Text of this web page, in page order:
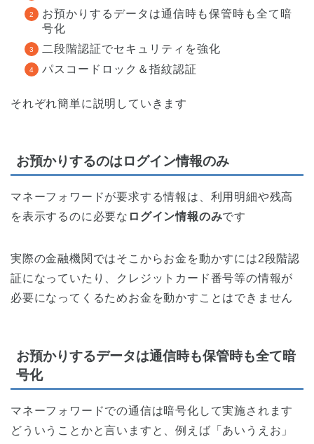
お預かりするデータは通信時も保管時も全て暗
号化
二段階認証でセキュリティを強化
パスコードロック＆指紋認証
それぞれ簡単に説明していきます
お預かりするのはログイン情報のみ
マネーフォワードが要求する情報は、利用明細や残高
を表示するのに必要な ログイン情報のみです
実際の金融機関ではそこからお金を動かすには2段階認
証になっていたり、クレジットカード番号等の情報が
必要になってくるためお金を動かすことはできません
お預かりするデータは通信時も保管時も全て暗
号化
マネーフォワードでの通信は暗号化して実施されます
どういうことかと言いますと、例えば「あいうえお」